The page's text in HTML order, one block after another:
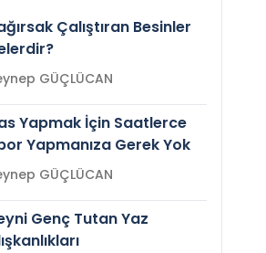
Çalıştıran Besinler
Zeynep GÜÇLÜCAN
Yapmak İçin Saatlerce
Yapmanıza Gerek Yok
Zeynep GÜÇLÜCAN
Genç Tutan Yaz